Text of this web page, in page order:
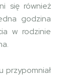
się również
godzina
w rodzinie
przypomniał